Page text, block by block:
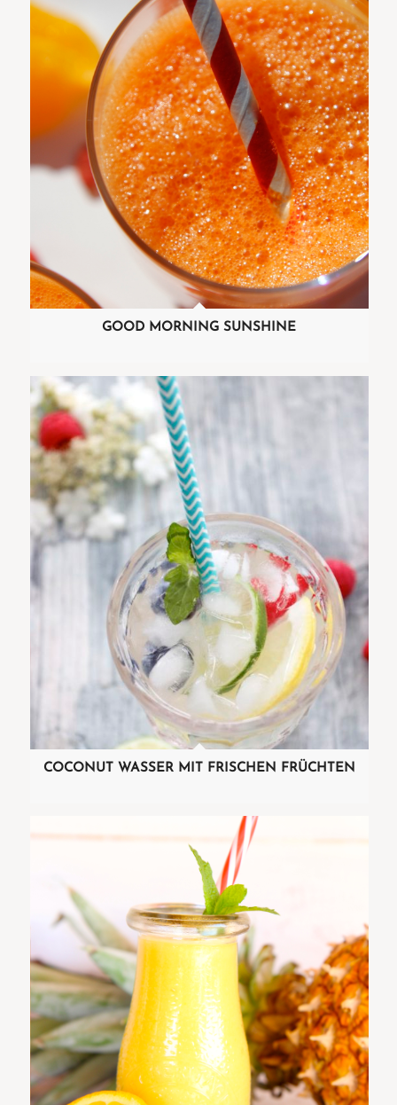
GOOD MORNING SUNSHINE
COCONUT WASSER MIT FRISCHEN FRÜCHTEN